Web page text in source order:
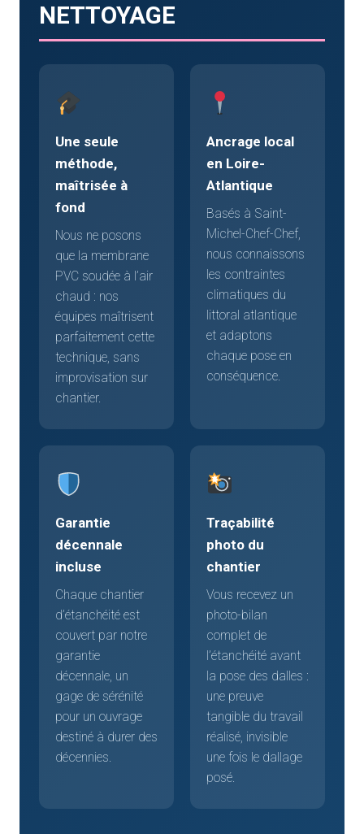
NETTOYAGE
Une seule
méthode,
maîtrisée à
fond
Nous ne posons
que la membrane
PVC soudée à l’air
chaud : nos
équipes maîtrisent
parfaitement cette
technique, sans
improvisation sur
chantier.
Ancrage local
en Loire-
Atlantique
Basés à Saint-
Michel-Chef-Chef,
nous connaissons
les contraintes
climatiques du
littoral atlantique
et adaptons
chaque pose en
conséquence.
Garantie
décennale
incluse
Chaque chantier
d’étanchéité est
couvert par notre
garantie
décennale, un
gage de sérénité
pour un ouvrage
destiné à durer des
décennies.
Traçabilité
photo du
chantier
Vous recevez un
photo-bilan
complet de
l’étanchéité avant
la pose des dalles :
une preuve
tangible du travail
réalisé, invisible
une fois le dallage
posé.